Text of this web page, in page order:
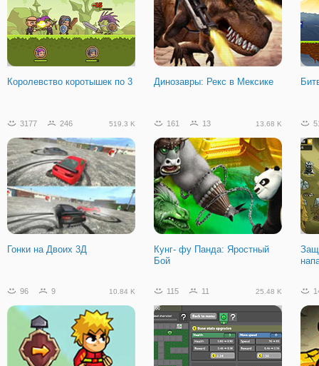
Королевство коротышек по 3 Динозавры: Рекс в Мексике
3177 246 519.3 K
Гонки на Двоих 3Д
161 13 13.68 K
Кунг- фу Панда: Яростный
Бой
96 9 10.84 K 115 11 25.48 K